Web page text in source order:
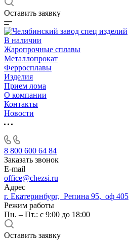
Оставить заявку
В наличии
Жаропрочные сплавы
Металлопрокат
Ферросплавы
Изделия
Прием лома
О компании
Контакты
Новости
8 800 600 64 84
Заказать звонок
E-mail
office@chezsi.ru
Адрес
г. Екатеринбург, Репина 95, оф 405
Режим работы
Пн. – Пт.: с 9:00 до 18:00
Оставить заявку